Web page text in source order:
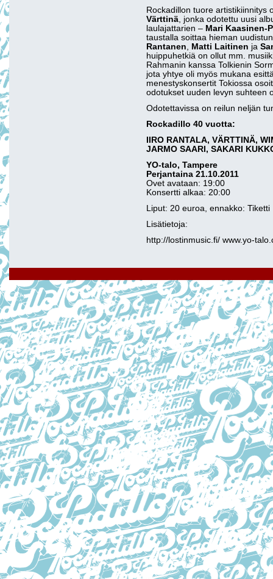
Rockadillon tuore artistikiinnitys
Värttinä, jonka odotettu uusi
laulajattarien – Mari Kaasinen-
taustalla soittaa hieman
Rantanen, Matti Laitinen ja
huippuhetkiä on ollut mm.
Rahmanin kanssa Tolkienin
jota yhtye oli myös mukana
menestyskonsertit Tokiossa
odotukset uuden levyn suhteen
Odotettavissa on reilun neljän
Rockadillo 40 vuotta:
IIRO RANTALA, VÄRTTINÄ,
JARMO SAARI, SAKARI
YO-talo, Tampere
Perjantaina 21.10.2011
Ovet avataan: 19:00
Konsertti alkaa: 20:00
Liput: 20 euroa, ennakko: Tiketti
Lisätietoja:
http://lostinmusic.fi/ www.yo-